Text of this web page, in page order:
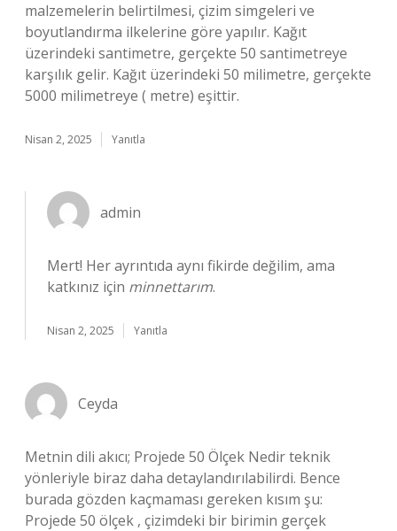
malzemelerin belirtilmesi, çizim simgeleri ve
boyutlandırma ilkelerine göre yapılır. Kağıt
üzerindeki santimetre, gerçekte 50 santimetreye
karşılık gelir. Kağıt üzerindeki 50 milimetre, gerçekte
5000 milimetreye ( metre) eşittir.
Nisan 2, 2025 Yanıtla
admin
Mert! Her ayrıntıda aynı fikirde değilim, ama
katkınız için minnettarım.
Nisan 2, 2025 Yanıtla
Ceyda
Metnin dili akıcı; Projede 50 Ölçek Nedir teknik
yönleriyle biraz daha detaylandırılabilirdi. Bence
burada gözden kaçmaması gereken kısım şu:
Projede 50 ölçek , çizimdeki bir birimin gerçek